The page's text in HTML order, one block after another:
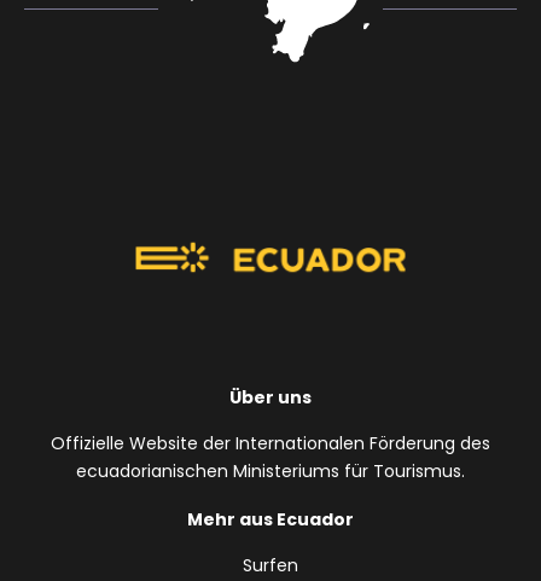
Über uns
Offizielle Website der Internationalen Förderung des
ecuadorianischen Ministeriums für Tourismus.
Mehr aus Ecuador
Surfen